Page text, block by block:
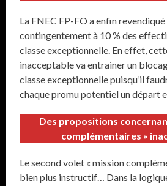
La FNEC FP-FO a enfin revendiqué
contingentement à 10 % des
classe exceptionnelle. En effet,
inacceptable va entrainer un
classe exceptionnelle puisqu’il
chaque promu potentiel un départ
Des propositions
complémentaires »
Le second volet « mission
bien plus instructif… Dans la